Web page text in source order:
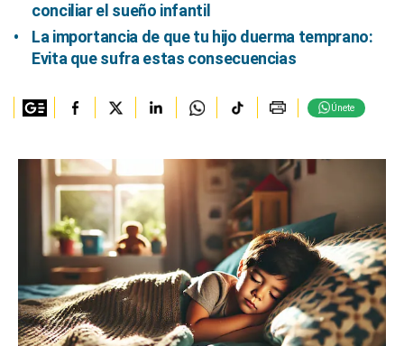
conciliar el sueño infantil
La importancia de que tu hijo duerma temprano:
Evita que sufra estas consecuencias
Únete